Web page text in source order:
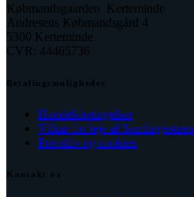
Købmandsgaarden Kerteminde
Andresens Købmandsgård 4
5300 Kerteminde
CVR: 44465736
Betalingsmuligheder
Handelsbetingelser
Vilkår for leje af Samlingsstuen
Privatliv og cookies
Kontakt os